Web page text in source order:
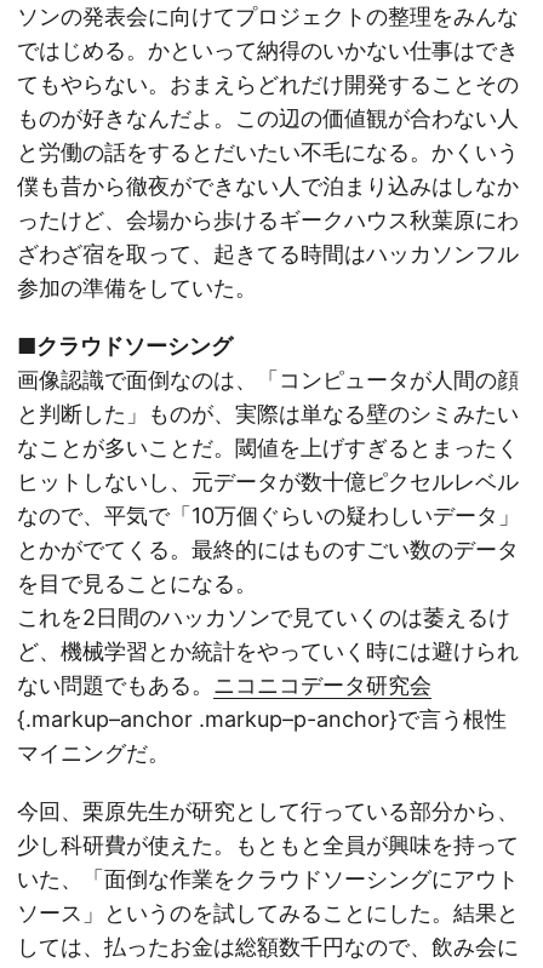
ソンの発表会に向けてプロジェクトの整理をみんな
ではじめる。かといって納得のいかない仕事はでき
てもやらない。おまえらどれだけ開発することその
ものが好きなんだよ。この辺の価値観が合わない人
と労働の話をするとだいたい不毛になる。かくいう
僕も昔から徹夜ができない人で泊まり込みはしなか
ったけど、会場から歩けるギークハウス秋葉原にわ
ざわざ宿を取って、起きてる時間はハッカソンフル
参加の準備をしていた。
■クラウドソーシング
画像認識で面倒なのは、「コンピュータが人間の顔
と判断した」ものが、実際は単なる壁のシミみたい
なことが多いことだ。閾値を上げすぎるとまったく
ヒットしないし、元データが数十億ピクセルレベル
なので、平気で「10万個ぐらいの疑わしいデータ」
とかがでてくる。最終的にはものすごい数のデータ
を目で見ることになる。
これを2日間のハッカソンで見ていくのは萎えるけ
ど、機械学習とか統計をやっていく時には避けられ
ない問題でもある。 ニコニコデータ研究会
{.markup–anchor .markup–p-anchor}で言う根性
マイニングだ。
今回、栗原先生が研究として行っている部分から、
少し科研費が使えた。もともと全員が興味を持って
いた、「面倒な作業をクラウドソーシングにアウト
ソース」というのを試してみることにした。結果と
しては、払ったお金は総額数千円なので、飲み会に